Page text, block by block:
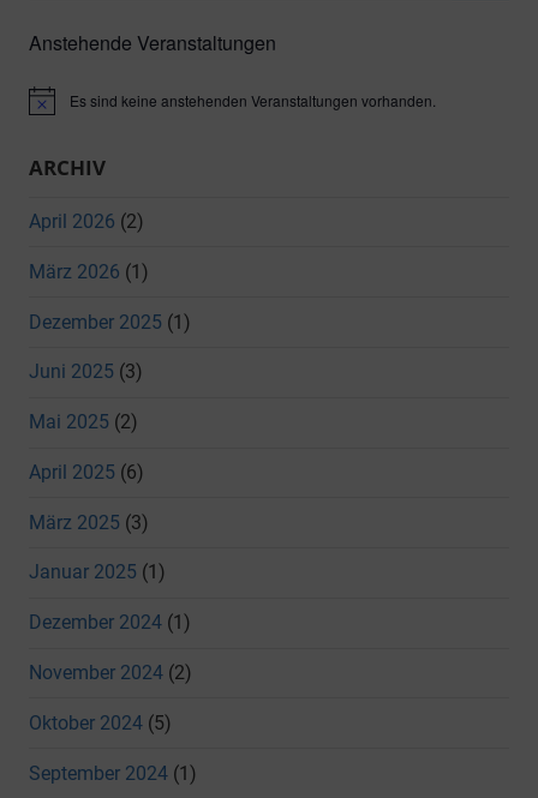
Anstehende Veranstaltungen
HinweisEs sind keine anstehenden Veranstaltungen vorhanden.
ARCHIV
April 2026 (2)
März 2026 (1)
Dezember 2025 (1)
Juni 2025 (3)
Mai 2025 (2)
April 2025 (6)
März 2025 (3)
Januar 2025 (1)
Dezember 2024 (1)
November 2024 (2)
Oktober 2024 (5)
September 2024 (1)